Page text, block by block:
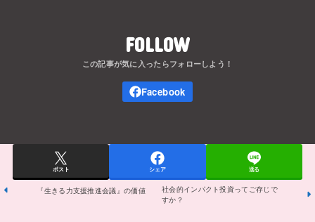
FOLLOW
ポスト シェア 送る
『生きる力支援推進会議』の価値
社会的インパクト投資ってご存じで
すか？